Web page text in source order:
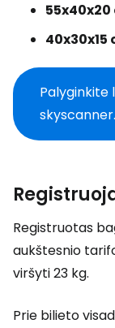
55x40x20
40x30x15
Palyginkite
Registruotas
aukštesnio
viršyti 23 kg.
Prie bilieto